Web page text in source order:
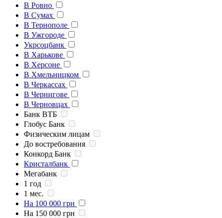
В Ровно
В Сумах
В Тернополе
В Ужгороде
Укрсоцбанк
В Харькове
В Херсоне
В Хмельницком
В Черкассах
В Чернигове
В Черновцах
Банк ВТБ
Глобус Банк
Физическим лицам
До востребования
Конкорд Банк
Кристалбанк
Мегабанк
1 год
1 мес.
На 100 000 грн
На 150 000 грн